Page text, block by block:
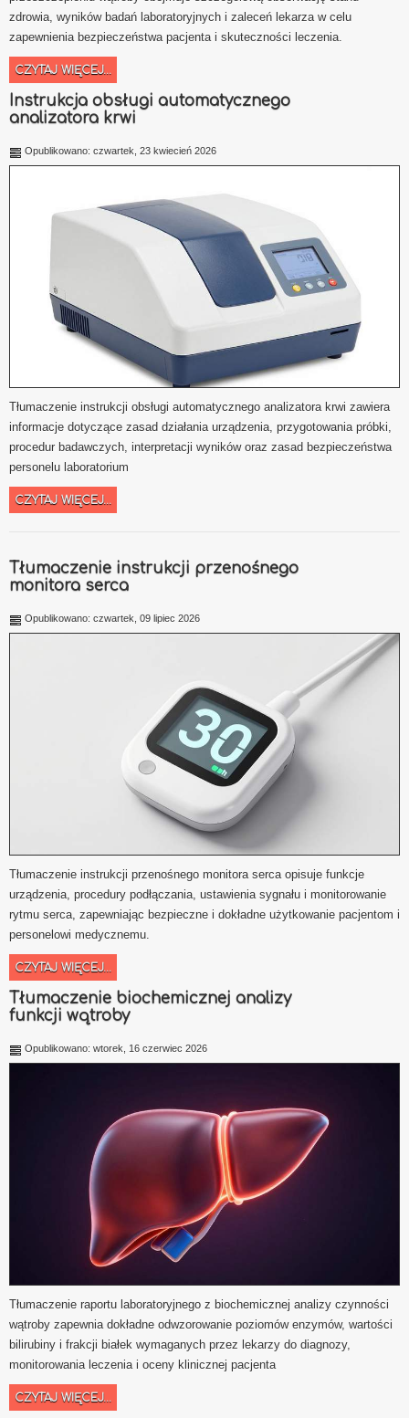
zdrowia, wyników badań laboratoryjnych i zaleceń lekarza w celu
zapewnienia bezpieczeństwa pacjenta i skuteczności leczenia.
CZYTAJ WIĘCEJ...
Instrukcja obsługi automatycznego
analizatora krwi
Opublikowano: czwartek, 23 kwiecień 2026
Tłumaczenie instrukcji obsługi automatycznego analizatora krwi zawiera
informacje dotyczące zasad działania urządzenia, przygotowania próbki,
procedur badawczych, interpretacji wyników oraz zasad bezpieczeństwa
personelu laboratorium
CZYTAJ WIĘCEJ...
Tłumaczenie instrukcji przenośnego
monitora serca
Opublikowano: czwartek, 09 lipiec 2026
Tłumaczenie instrukcji przenośnego monitora serca opisuje funkcje
urządzenia, procedury podłączania, ustawienia sygnału i monitorowanie
rytmu serca, zapewniając bezpieczne i dokładne użytkowanie pacjentom i
personelowi medycznemu.
CZYTAJ WIĘCEJ...
Tłumaczenie biochemicznej analizy
funkcji wątroby
Opublikowano: wtorek, 16 czerwiec 2026
Tłumaczenie raportu laboratoryjnego z biochemicznej analizy czynności
wątroby zapewnia dokładne odwzorowanie poziomów enzymów, wartości
bilirubiny i frakcji białek wymaganych przez lekarzy do diagnozy,
monitorowania leczenia i oceny klinicznej pacjenta
CZYTAJ WIĘCEJ...